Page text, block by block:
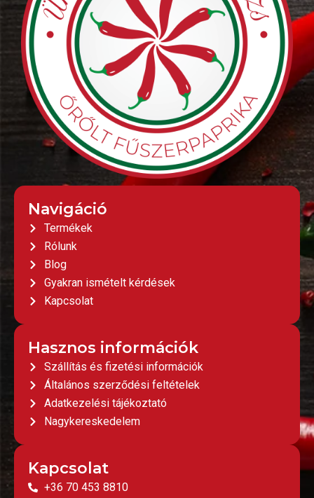
Navigáció
Termékek
Rólunk
Blog
Gyakran ismételt kérdések
Kapcsolat
Hasznos információk
Szállítás és fizetési információk
Általános szerződési feltételek
Adatkezelési tájékoztató
Nagykereskedelem
Kapcsolat
+36 70 453 8810